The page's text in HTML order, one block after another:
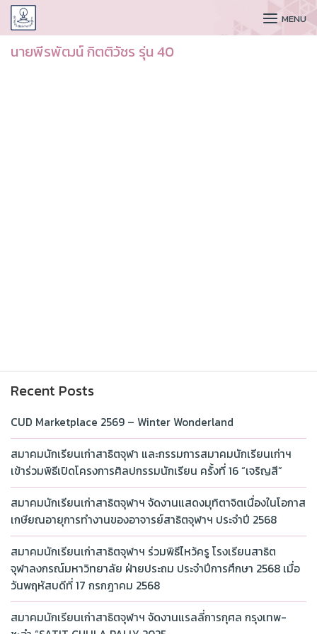
CUDAA MENU
นายพีรพัฒน์ กิตติวัชร รุ่น 40
Recent Posts
CUD Marketplace 2569 – Winter Wonderland
สมาคมนักเรียนเก่าสาธิตจุฬา และกรรมการสมาคมนักเรียนเก่าฯ
เข้าร่วมพิธีเปิดโครงการศิลปกรรมนักเรียน ครั้งที่ 16 “เจริญสี”
สมาคมนักเรียนเก่าสาธิตจุฬาฯ จัดงานแสดงมุทิตาจิตเนื่องในโอกาส
เกษียณอายุการทำงานของอาจารย์สาธิตจุฬาฯ ประจำปี 2568
สมาคมนักเรียนเก่าสาธิตจุฬาฯ ร่วมพิธีไหว้ครู โรงเรียนสาธิต
จุฬาลงกรณ์มหาวิทยาลัย ฝ่ายประถม ประจำปีการศึกษา 2568 เมื่อ
วันพฤหัสบดีที่ 17 กรกฎาคม 2568
สมาคมนักเรียนเก่าสาธิตจุฬาฯ จัดงานแรลลี่การกุศล กรุงเทพ-